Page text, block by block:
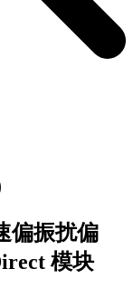
偏振扰偏
模块